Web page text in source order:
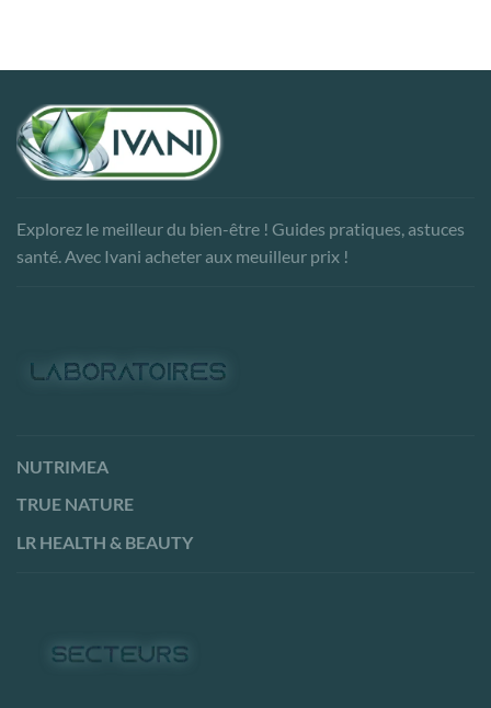
Explorez le meilleur du bien-être ! Guides pratiques, astuces
santé. Avec Ivani acheter aux meuilleur prix !
NUTRIMEA
TRUE NATURE
LR HEALTH & BEAUTY